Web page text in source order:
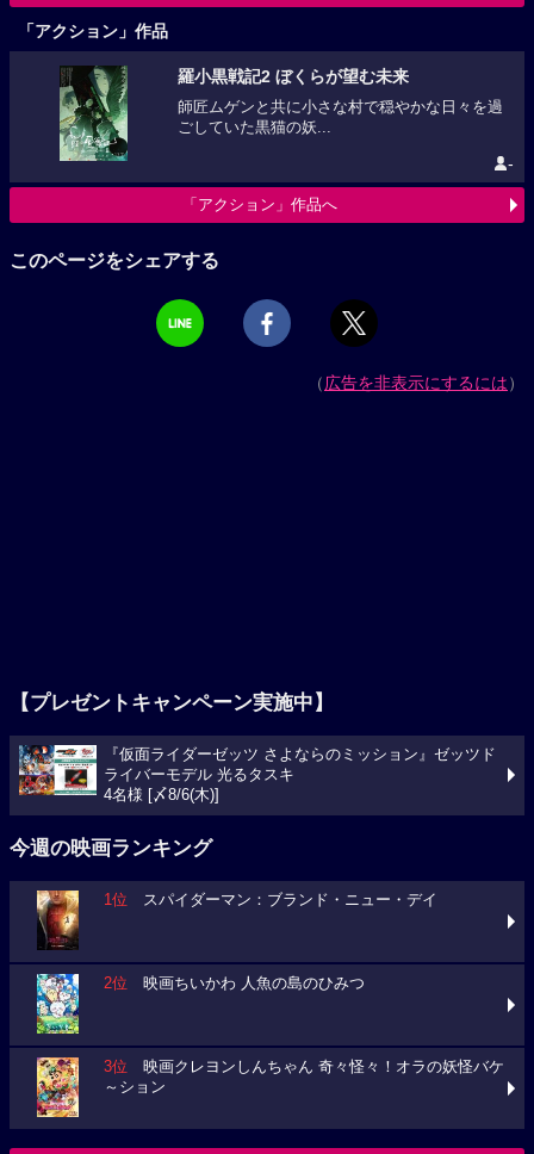
「アクション」作品
羅小黒戦記2 ぼくらが望む未来
師匠ムゲンと共に小さな村で穏やかな日々を過
ごしていた黒猫の妖...
-
「アクション」作品へ
このページをシェアする
（広告を非表示にするには）
【プレゼントキャンペーン実施中】
『仮面ライダーゼッツ さよならのミッション』ゼッツド
ライバーモデル 光るタスキ
4名様 [〆8/6(木)]
今週の映画ランキング
1位 スパイダーマン：ブランド・ニュー・デイ
2位 映画ちいかわ 人魚の島のひみつ
3位 映画クレヨンしんちゃん 奇々怪々！オラの妖怪バケ
～ション